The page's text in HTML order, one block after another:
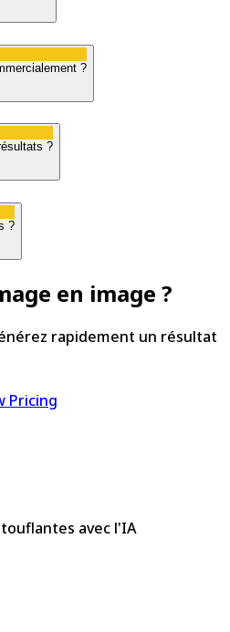
?
?
?
en image ?
rapidement un résultat
Pricing
avec l'IA